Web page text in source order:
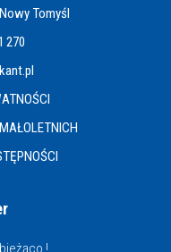
Tomyśl
270
!